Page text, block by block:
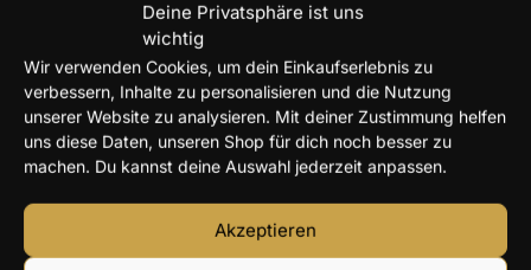
Deine Privatsphäre ist uns
wichtig
Wir verwenden Cookies, um dein Einkaufserlebnis zu
verbessern, Inhalte zu personalisieren und die Nutzung
unserer Website zu analysieren. Mit deiner Zustimmung helfen
uns diese Daten, unseren Shop für dich noch besser zu
machen. Du kannst deine Auswahl jederzeit anpassen.
Akzeptieren
Metalllegierung
Kettenlänge:ca. 50–60 cm
Zielgruppe: Damen & Herren (Unisex)
Minimalistisch, christlich, alltagstauglich